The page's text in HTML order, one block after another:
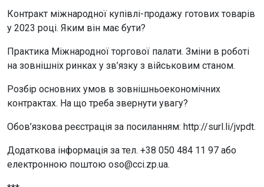
Контракт міжнародної купівлі-продажу готових товарів
у 2023 році. Яким він має бути?
Практика Міжнародної торгової палати. Зміни в роботі
на зовнішніх ринках у зв’язку з військовим станом.
Розбір основних умов в зовнішньоекономічних
контрактах. На що треба звернути увагу?
Обов’язкова реєстрація за посиланням: http://surl.li/jvpdt.
Додаткова інформація за тел. +38 050 484 11 97 або
електронною поштою oso@cci.zp.ua.